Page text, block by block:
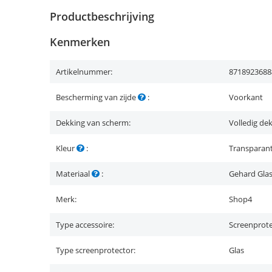
Productbeschrijving
Kenmerken
Artikelnummer:
Bescherming van zijde : Voorkant
Dekking van scherm: Volledig
Kleur :
Materiaal : Gehard Glas
Merk: Shop4
Type accessoire:
Type screenprotector: Glas